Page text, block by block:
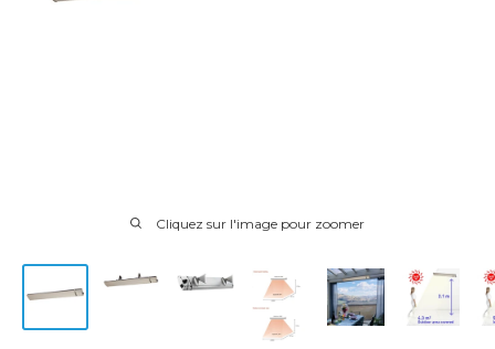
Cliquez sur l'image pour zoomer